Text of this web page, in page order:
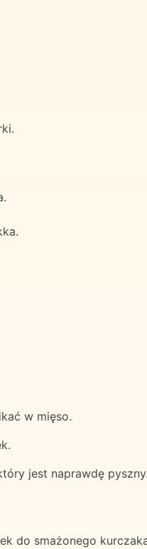
w mięso.
jest naprawdę pyszny.
do smażonego